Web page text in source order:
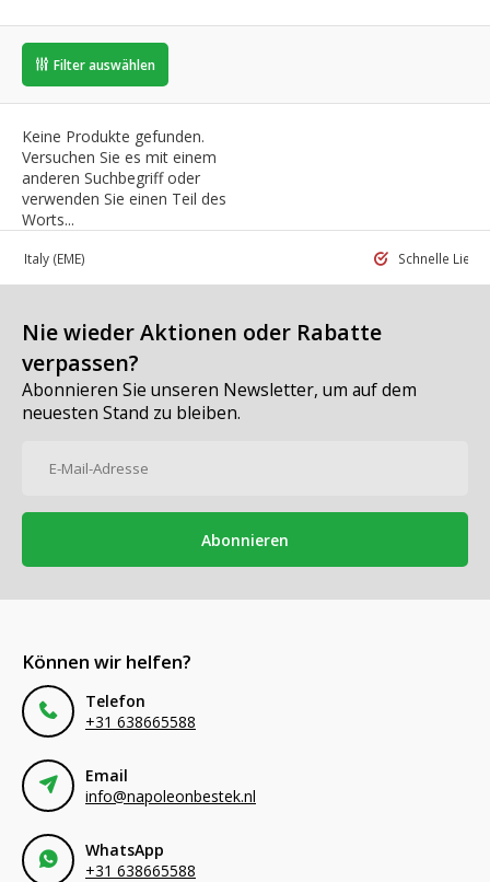
Filter auswählen
Keine Produkte gefunden.
Versuchen Sie es mit einem
anderen Suchbegriff oder
verwenden Sie einen Teil des
Worts...
in Italy (EME) Schnelle
Nie wieder Aktionen oder Rabatte
verpassen?
Abonnieren Sie unseren Newsletter, um auf dem
neuesten Stand zu bleiben.
Abonnieren
Können wir helfen?
Telefon
+31 638665588
Email
info@napoleonbestek.nl
WhatsApp
+31 638665588